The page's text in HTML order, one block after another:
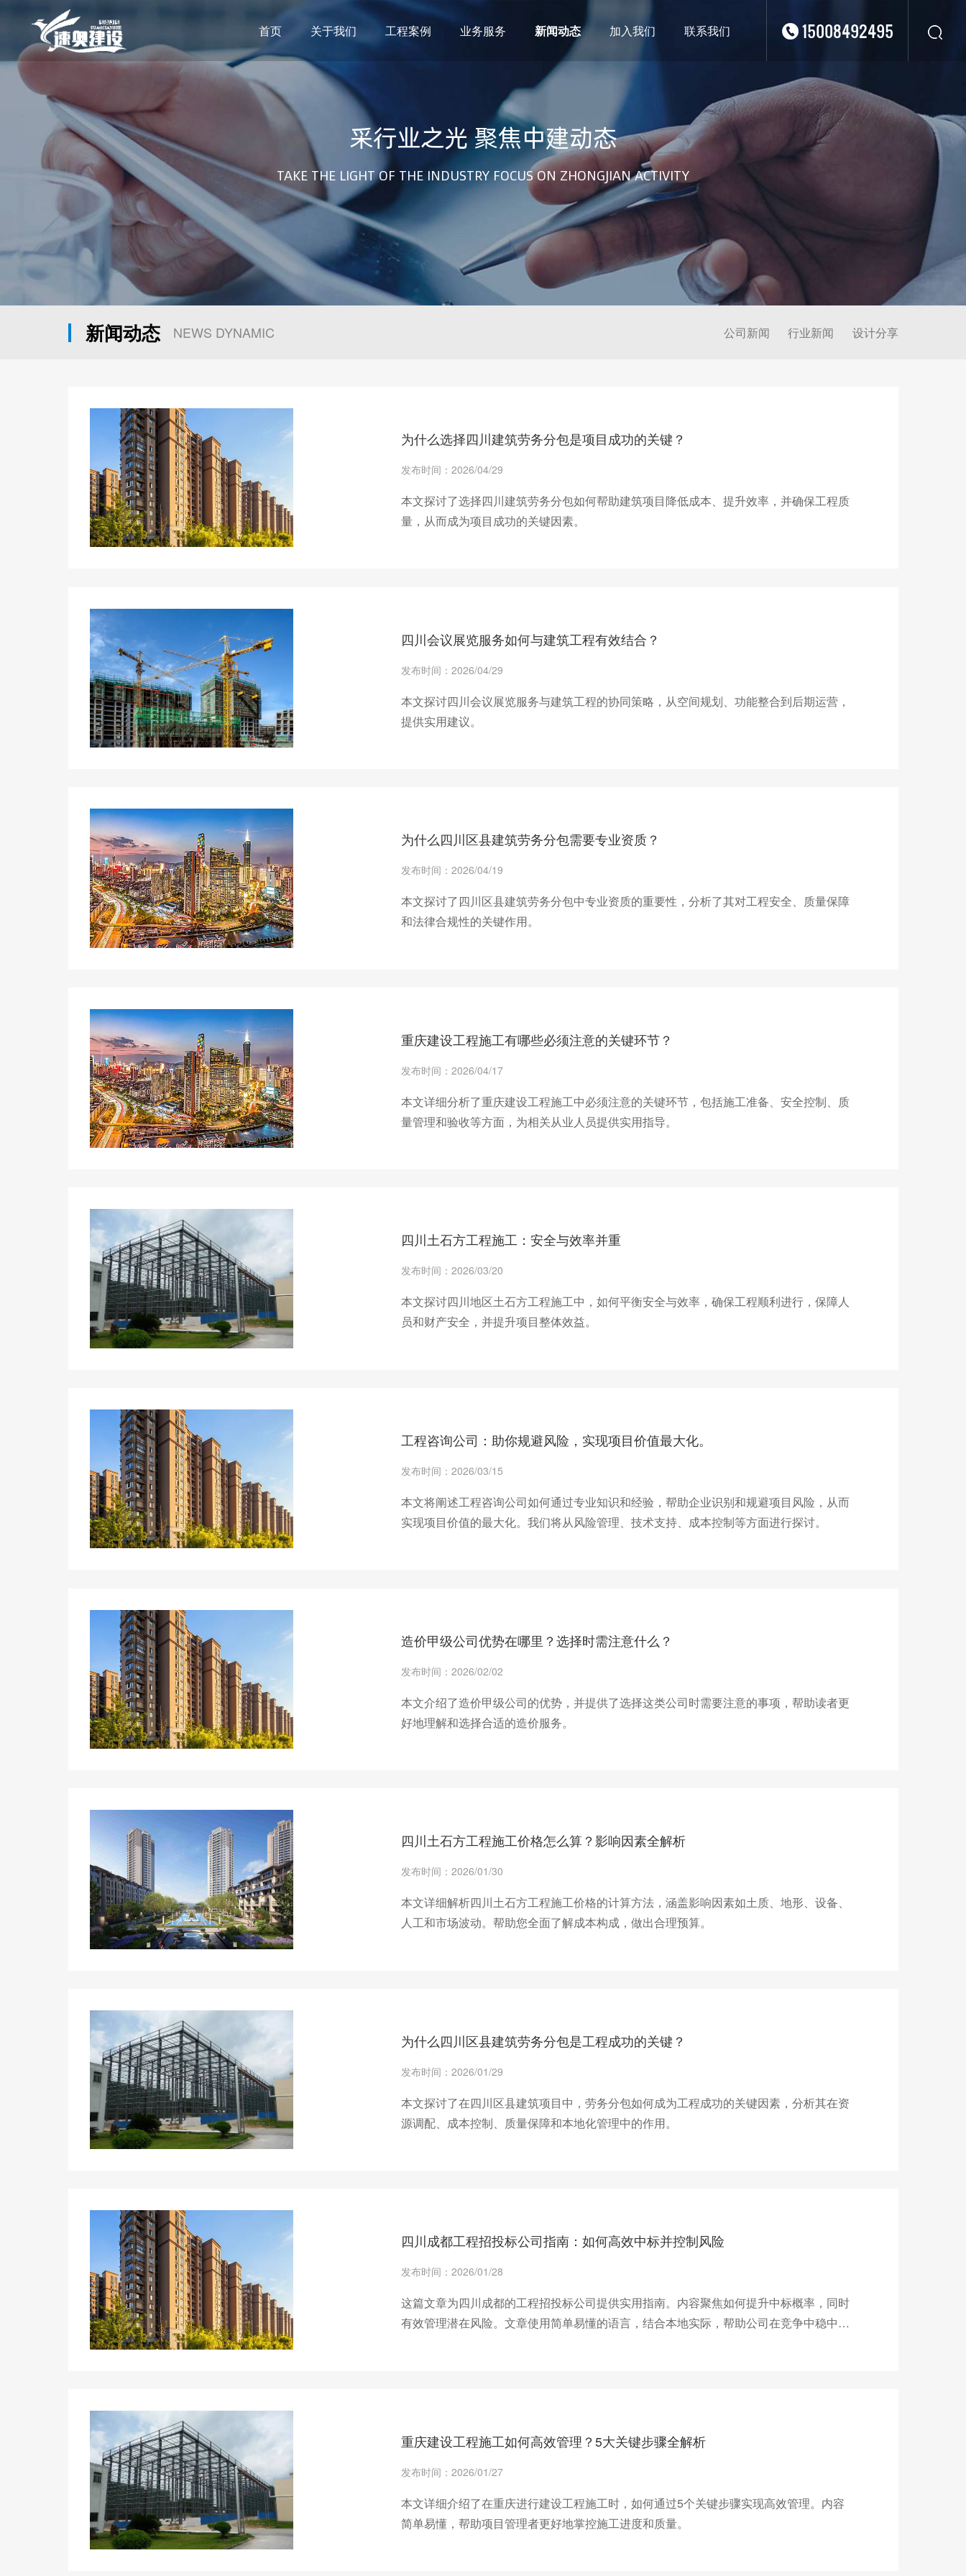
首页 关于我们 工程案例
市政设计
农林设计
勘察资质
水利设计
风景园林
城乡规划
工程测绘
工程咨询
华南
华中
西南
西北
东南
业务服务 新闻动态 加入我们 联系我们 15008492495
采行业之光 聚焦中建动态
TAKE THE LIGHT OF THE INDUSTRY FOCUS ON ZHONGJIAN ACTIVITY
新闻动态 NEWS DYNAMIC 公司新闻 行业新闻 设计分享
为什么选择四川建筑劳务分包是项目成功的关键？
发布时间：2026/04/29
本文探讨了选择四川建筑劳务分包如何帮助建筑项目降低成本、提升效率，并确保工程质
量，从而成为项目成功的关键因素。
四川会议展览服务如何与建筑工程有效结合？
发布时间：2026/04/29
本文探讨四川会议展览服务与建筑工程的协同策略，从空间规划、功能整合到后期运营，
提供实用建议。
为什么四川区县建筑劳务分包需要专业资质？
发布时间：2026/04/19
本文探讨了四川区县建筑劳务分包中专业资质的重要性，分析了其对工程安全、质量保障
和法律合规性的关键作用。
重庆建设工程施工有哪些必须注意的关键环节？
发布时间：2026/04/17
本文详细分析了重庆建设工程施工中必须注意的关键环节，包括施工准备、安全控制、质
量管理和验收等方面，为相关从业人员提供实用指导。
四川土石方工程施工：安全与效率并重
发布时间：2026/03/20
本文探讨四川地区土石方工程施工中，如何平衡安全与效率，确保工程顺利进行，保障人
员和财产安全，并提升项目整体效益。
工程咨询公司：助你规避风险，实现项目价值最大化。
发布时间：2026/03/15
本文将阐述工程咨询公司如何通过专业知识和经验，帮助企业识别和规避项目风险，从而
实现项目价值的最大化。我们将从风险管理、技术支持、成本控制等方面进行探讨。
造价甲级公司优势在哪里？选择时需注意什么？
发布时间：2026/02/02
本文介绍了造价甲级公司的优势，并提供了选择这类公司时需要注意的事项，帮助读者更
好地理解和选择合适的造价服务。
四川土石方工程施工价格怎么算？影响因素全解析
发布时间：2026/01/30
本文详细解析四川土石方工程施工价格的计算方法，涵盖影响因素如土质、地形、设备、
人工和市场波动。帮助您全面了解成本构成，做出合理预算。
为什么四川区县建筑劳务分包是工程成功的关键？
发布时间：2026/01/29
本文探讨了在四川区县建筑项目中，劳务分包如何成为工程成功的关键因素，分析其在资
源调配、成本控制、质量保障和本地化管理中的作用。
四川成都工程招投标公司指南：如何高效中标并控制风险
发布时间：2026/01/28
这篇文章为四川成都的工程招投标公司提供实用指南。内容聚焦如何提升中标概率，同时
有效管理潜在风险。文章使用简单易懂的语言，结合本地实际，帮助公司在竞争中稳中求
重庆建设工程施工如何高效管理？5大关键步骤全解析
发布时间：2026/01/27
本文详细介绍了在重庆进行建设工程施工时，如何通过5个关键步骤实现高效管理。内容
简单易懂，帮助项目管理者更好地掌控施工进度和质量。